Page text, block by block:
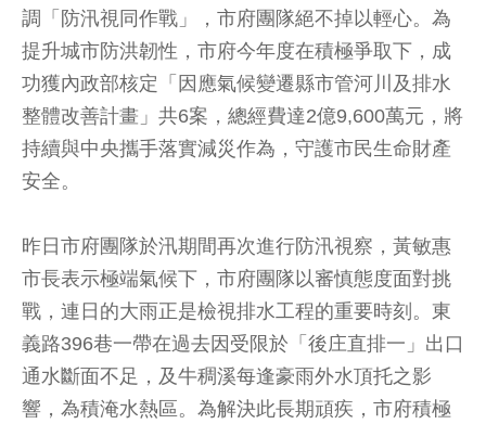
調「防汛視同作戰」，市府團隊絕不掉以輕心。為
提升城市防洪韌性，市府今年度在積極爭取下，成
功獲內政部核定「因應氣候變遷縣市管河川及排水
整體改善計畫」共6案，總經費達2億9,600萬元，將
持續與中央攜手落實減災作為，守護市民生命財產
安全。
昨日市府團隊於汛期間再次進行防汛視察，黃敏惠
市長表示極端氣候下，市府團隊以審慎態度面對挑
戰，連日的大雨正是檢視排水工程的重要時刻。東
義路396巷一帶在過去因受限於「後庄直排一」出口
通水斷面不足，及牛稠溪每逢豪雨外水頂托之影
響，為積淹水熱區。為解決此長期頑疾，市府積極